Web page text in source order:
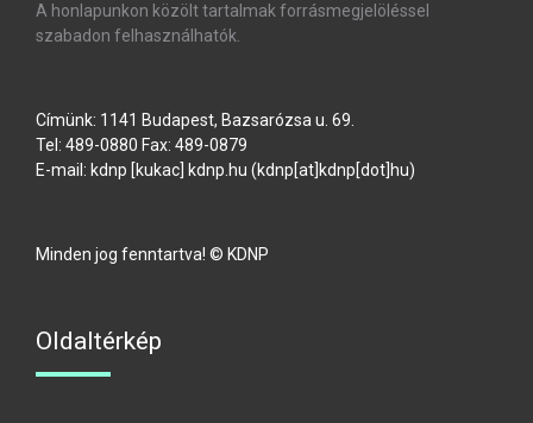
A honlapunkon közölt tartalmak forrásmegjelöléssel
szabadon felhasználhatók.
Címünk: 1141 Budapest, Bazsarózsa u. 69.
Tel: 489-0880 Fax: 489-0879
E-mail: kdnp [kukac] kdnp.hu (kdnp[at]kdnp[dot]hu)
Minden jog fenntartva! © KDNP
Oldaltérkép